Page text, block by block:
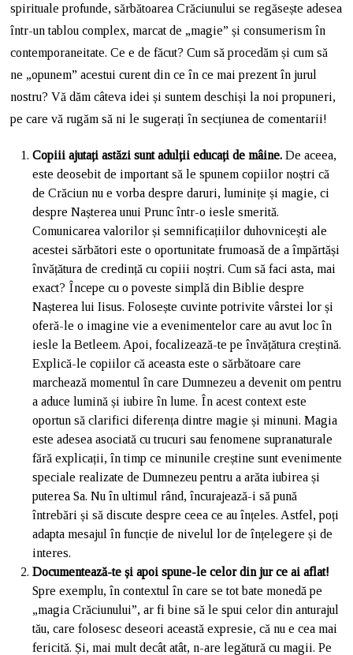
spirituale profunde, sărbătoarea Crăciunului se regăsește adesea
într-un tablou complex, marcat de „magie” și consumerism în
contemporaneitate. Ce e de făcut? Cum să procedăm și cum să
ne „opunem” acestui curent din ce în ce mai prezent în jurul
nostru? Vă dăm câteva idei și suntem deschiși la noi propuneri,
pe care vă rugăm să ni le sugerați în secțiunea de comentarii!
Copiii ajutați astăzi sunt adulții educați de mâine. De aceea,
este deosebit de important să le spunem copiilor noștri că
de Crăciun nu e vorba despre daruri, luminițe și magie, ci
despre Nașterea unui Prunc într-o iesle smerită.
Comunicarea valorilor și semnificațiilor duhovnicești ale
acestei sărbători este o oportunitate frumoasă de a împărtăși
învățătura de credință cu copiii noștri. Cum să faci asta, mai
exact? Începe cu o poveste simplă din Biblie despre
Nașterea lui Iisus. Folosește cuvinte potrivite vârstei lor și
oferă-le o imagine vie a evenimentelor care au avut loc în
iesle la Betleem. Apoi, focalizează-te pe învățătura creștină.
Explică-le copiilor că aceasta este o sărbătoare care
marchează momentul în care Dumnezeu a devenit om pentru
a aduce lumină și iubire în lume. În acest context este
oportun să clarifici diferența dintre magie și minuni. Magia
este adesea asociată cu trucuri sau fenomene supranaturale
fără explicații, în timp ce minunile creștine sunt evenimente
speciale realizate de Dumnezeu pentru a arăta iubirea și
puterea Sa. Nu în ultimul rând, încurajează-i să pună
întrebări și să discute despre ceea ce au înțeles. Astfel, poți
adapta mesajul în funcție de nivelul lor de înțelegere și de
interes.
Documentează-te și apoi spune-le celor din jur ce ai aflat!
Spre exemplu, în contextul în care se tot bate monedă pe
„magia Crăciunului”, ar fi bine să le spui celor din anturajul
tău, care folosesc deseori această expresie, că nu e cea mai
fericită. Și, mai mult decât atât, n-are legătură cu magii. Pe